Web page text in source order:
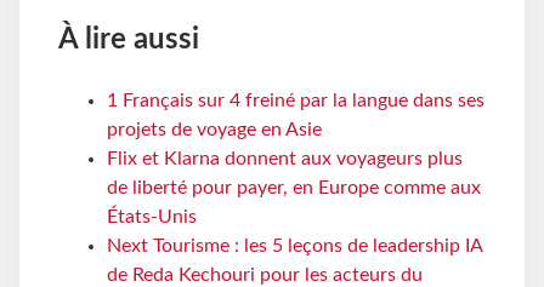
À lire aussi
1 Français sur 4 freiné par la langue dans ses
projets de voyage en Asie
Flix et Klarna donnent aux voyageurs plus
de liberté pour payer, en Europe comme aux
États-Unis
Next Tourisme : les 5 leçons de leadership IA
de Reda Kechouri pour les acteurs du